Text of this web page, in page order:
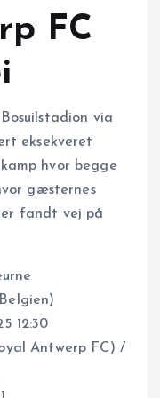
FC
via
eksekveret
hvor begge
gæsternes
fandt vej på
12:30
Antwerp FC) /